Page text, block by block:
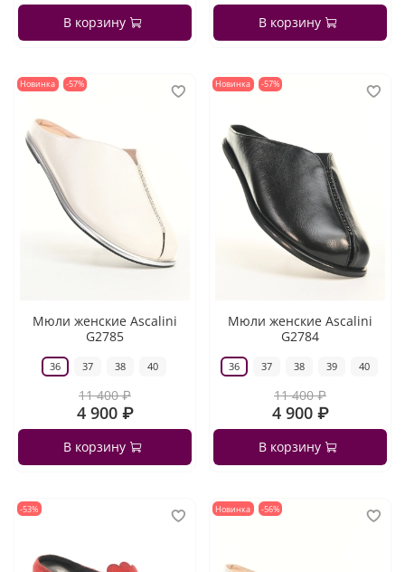
В корзину В корзину
Новинка -57%
Мюли женские Ascalini
G2785
36 37 38 40
11 400 ₽
4 900 ₽
В корзину
Новинка -57%
Мюли женские Ascalini
G2784
36 37 38 39 40
11 400 ₽
4 900 ₽
В корзину
-53% Новинка -56%